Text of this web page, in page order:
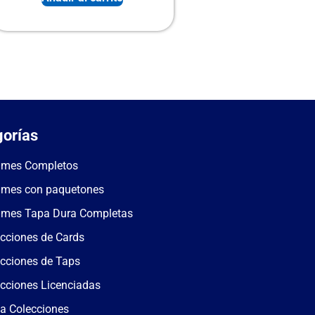
Completos
con paquetones
Tapa Dura Completas
de Cards
de Taps
Licenciadas
Colecciones